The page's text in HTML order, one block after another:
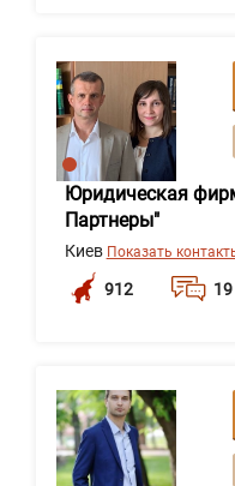
Юридическая
Партнеры"
Киев Показать
912 19